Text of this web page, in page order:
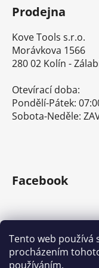
Tento web používá
procházením
používáním.
Prodejna
Kove Tools s.r.o.
Morávkova 1566
280 02 Kolín -
Otevírací doba:
Pondělí-Pátek:
Sobota-Neděle:
Facebook
E-shop s ručním